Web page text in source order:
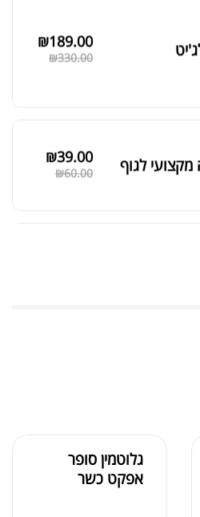
₪330.00
₪189.00
לגוף ₪60.00
₪39.00
גלוטמין סופר
אפקט כשר